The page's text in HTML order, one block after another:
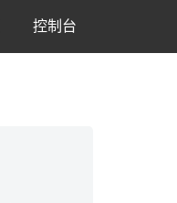
控制台